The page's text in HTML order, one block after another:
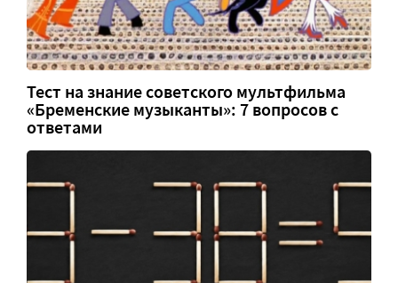
Тест на знание советского мультфильма
«Бременские музыканты»: 7 вопросов с
ответами